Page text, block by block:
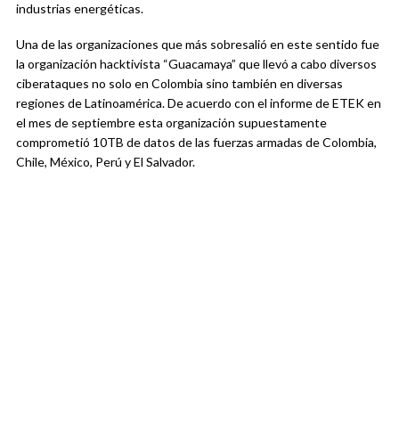
industrias energéticas.
Una de las organizaciones que más sobresalió en este sentido fue
la organización hacktivista “Guacamaya” que llevó a cabo diversos
ciberataques no solo en Colombia sino también en diversas
regiones de Latinoamérica. De acuerdo con el informe de ETEK en
el mes de septiembre esta organización supuestamente
comprometió 10TB de datos de las fuerzas armadas de Colombia,
Chile, México, Perú y El Salvador.